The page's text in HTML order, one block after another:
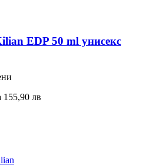
EDP 50 ml унисекс
155,90 лв